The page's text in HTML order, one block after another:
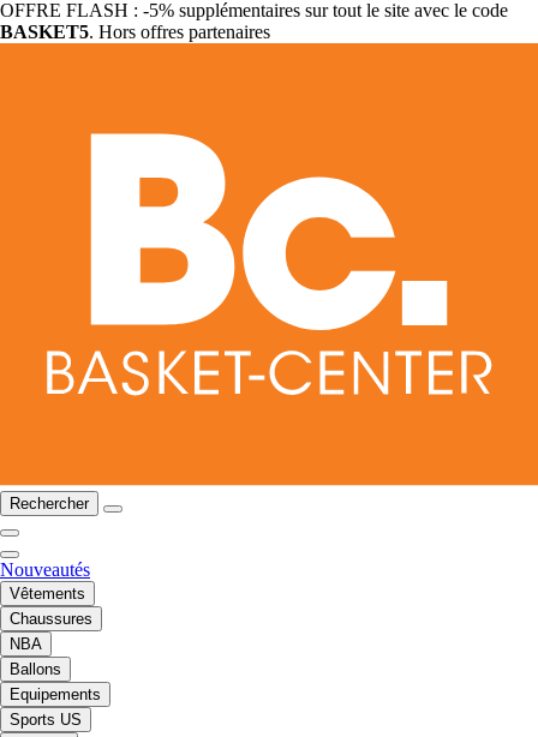
OFFRE FLASH : -5% supplémentaires sur tout le site avec le code
BASKET5. Hors offres partenaires
Rechercher
Nouveautés
Vêtements
Chaussures
NBA
Ballons
Equipements
Sports US